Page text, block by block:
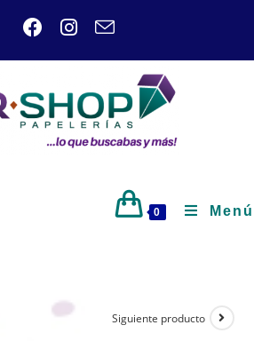
0 Menú
Siguiente producto